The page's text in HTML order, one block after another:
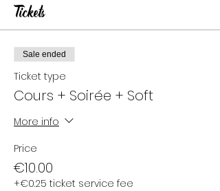
Tickets
Sale ended
Ticket type
Cours + Soirée + Soft
More info
Price
€10.00
+€0.25 ticket service fee